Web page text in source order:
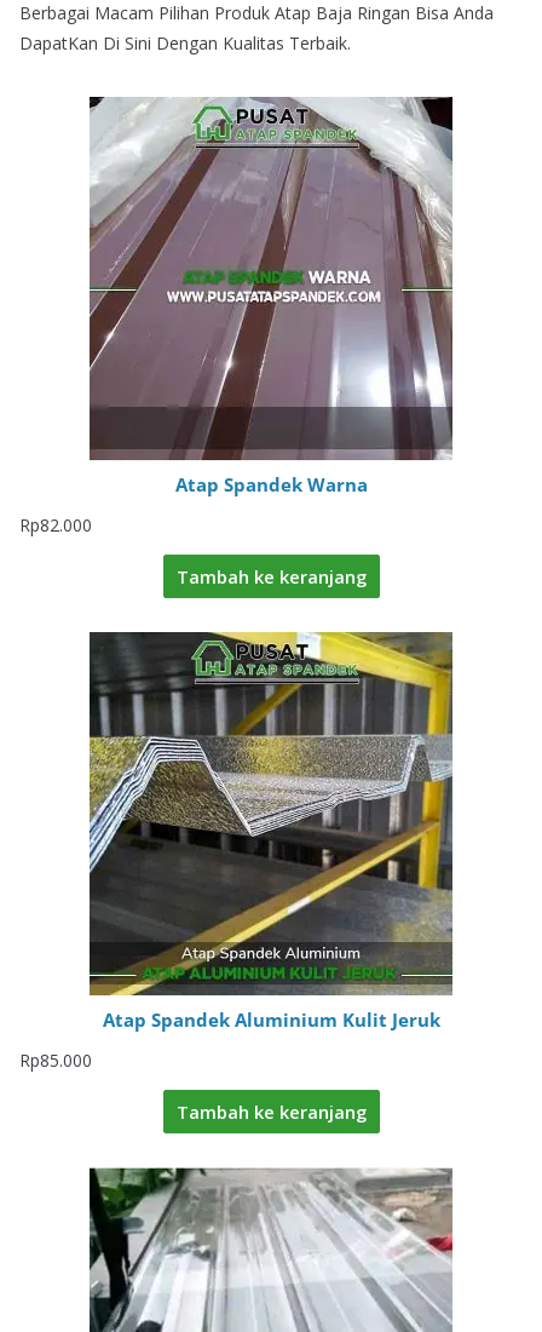
Berbagai Macam Pilihan Produk Atap Baja Ringan Bisa Anda
DapatKan Di Sini Dengan Kualitas Terbaik.
Atap Spandek Warna
Rp82.000
Tambah ke keranjang
Atap Spandek Aluminium Kulit Jeruk
Rp85.000
Tambah ke keranjang